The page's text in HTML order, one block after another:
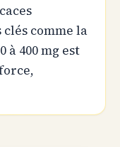
comme la
à 400 mg est